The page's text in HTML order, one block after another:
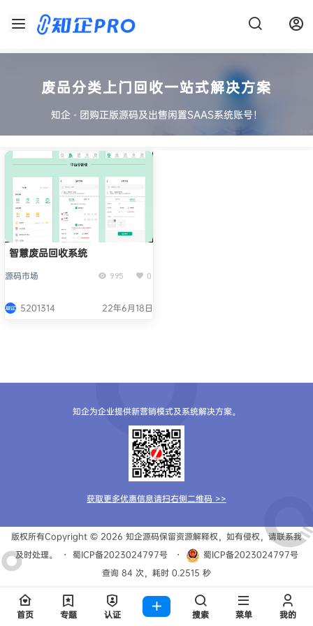
废品分类上门回收一站式解决方案
知企 - 团购正版源码及出售闲置SAAS系统账号！
智慧废品回收系统
源码市场 995 0
5201314 22年6月18日
知企为企业提供新营销模式及系统解决方案。
获取更多优惠信息请扫右侧二维码 >>
版权所有Copyright © 2026 知企源码保留资源解释权，如有侵权，请联系我
及时处理。
・ 蜀ICP备2023024797号 ・
蜀ICP备2023024797号
查询 84 次，耗时 0.2515 秒
首页 专题 认证 搜索 菜单 我的